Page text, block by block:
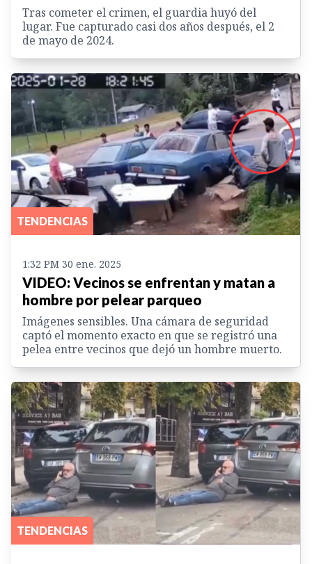
Tras cometer el crimen, el guardia huyó del
lugar. Fue capturado casi dos años después, el 2
de mayo de 2024.
TENDENCIAS
1:32 PM 30 ene. 2025
VIDEO: Vecinos se enfrentan y matan a
hombre por pelear parqueo
Imágenes sensibles. Una cámara de seguridad
captó el momento exacto en que se registró una
pelea entre vecinos que dejó un hombre muerto.
TENDENCIAS